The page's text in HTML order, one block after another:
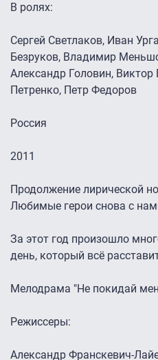
В ролях:
Сергей Светлаков, Иван
Безруков, Владимир
Александр Головин,
Петренко, Петр Федоров
Россия
2011
Продолжение лирической
Любимые герои снова с
За этот год произошло
день, который всё
Мелодрама "Не покидай
Режиссеры:
Александр Франскевич-